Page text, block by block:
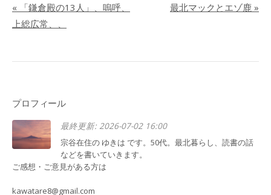
«
「鎌倉殿の13人」、嗚呼、
上総広常、、
最北マックとエゾ鹿 »
プロフィール
最終更新: 2026-07-02 16:00
宗谷在住の ゆきは です。50代。最北暮らし、読書の話
などを書いていきます。
ご感想・ご意見がある方は
kawatare8@gmail.com